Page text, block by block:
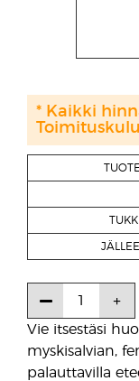
Vie itsestäsi
myskisalvian,
palauttavilla
* Kaikki